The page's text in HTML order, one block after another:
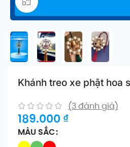
Khánh treo xe phật hoa
(3đánh giá)
189.000 ₫
MÀU SẮC